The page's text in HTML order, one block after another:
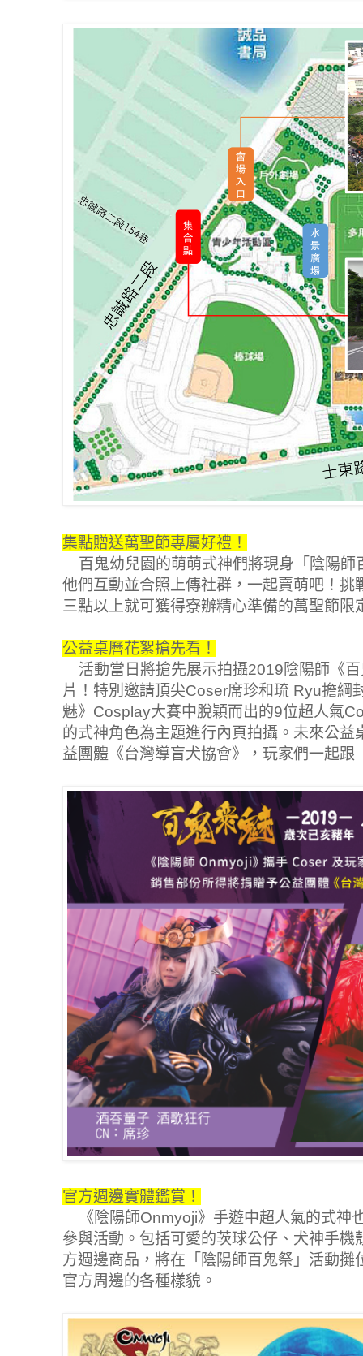
集點贈送萬聖節專屬好禮！
百鬼幼兒園的萌萌式神們將現身「陰陽師
他們互動並合照上傳社群，一起賣萌吧！
三點以上就可獲得寮辦精心準備的萬聖節
公益桌曆花絮搶先看！
活動當日將搶先展示拍攝2019陰陽師《
片！特別邀請頂尖Coser席珍和琉 Ryu擔綱
魅》Cosplay大賽中脫穎而出的9位超人氣
的式神角色為主題進行內頁拍攝。未來公
益團體《台灣導盲犬協會》，玩家們一起
官方週邊實體鑑賞！
《陰陽師Onmyoji》手遊中超人氣的式神
參與活動。包括可愛的茨球公仔、犬神手
方週邊商品，將在「陰陽師百鬼祭」活動
官方周邊的各種樣貌。